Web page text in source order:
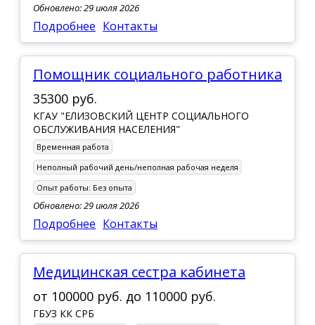
Обновлено: 29 июля 2026
Подробнее Контакты
Помощник социального работника
35300 руб.
КГАУ "ЕЛИЗОВСКИЙ ЦЕНТР СОЦИАЛЬНОГО
ОБСЛУЖИВАНИЯ НАСЕЛЕНИЯ"
Временная работа
Неполный рабочий день/неполная рабочая неделя
Опыт работы: Без опыта
Обновлено: 29 июля 2026
Подробнее Контакты
Медицинская сестра кабинета
от 100000 руб. до 110000 руб.
ГБУЗ КК СРБ